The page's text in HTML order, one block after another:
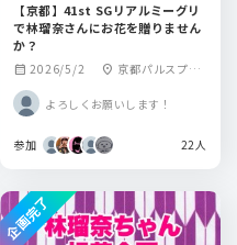
【京都】41st SGリアルミーグリ
で林瑠奈さんにお花を贈りません
か？
calendar_month 2026/5/2 location_on 京都パルスプラ
よろしくお願いします！
参加 22人
企画完了